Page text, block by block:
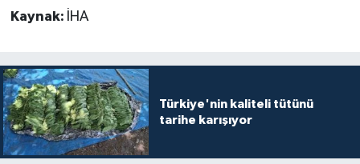
Kaynak: İHA
Türkiye'nin kaliteli tütünü
tarihe karışıyor